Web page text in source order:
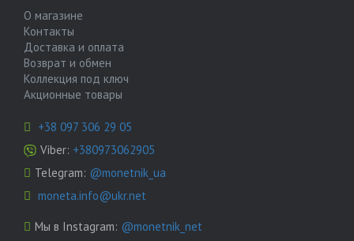
О магазине
Контакты
Доставка и оплата
Возврат и обмен
Коллекция под ключ
Акционные товары
+38 097 306 29 05
Viber: +380973062905
Telegram: @monetnik_ua
moneta.info@ukr.net
Мы в Instagram: @monetnik_net